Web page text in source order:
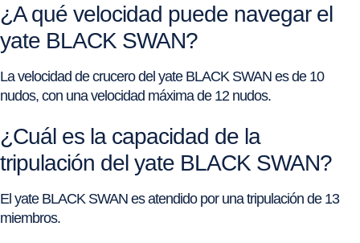
¿A qué velocidad puede navegar el
yate BLACK SWAN?
La velocidad de crucero del yate BLACK SWAN es de 10
nudos, con una velocidad máxima de 12 nudos.
¿Cuál es la capacidad de la
tripulación del yate BLACK SWAN?
El yate BLACK SWAN es atendido por una tripulación de 13
miembros.